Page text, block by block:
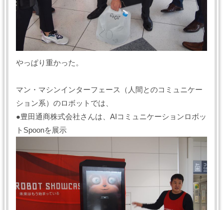
やっぱり重かった。
マン・マシンインターフェース（人間とのコミュニケー
ション系）のロボットでは、
●豊田通商株式会社さんは、AIコミュニケーションロボッ
トSpoonを展示